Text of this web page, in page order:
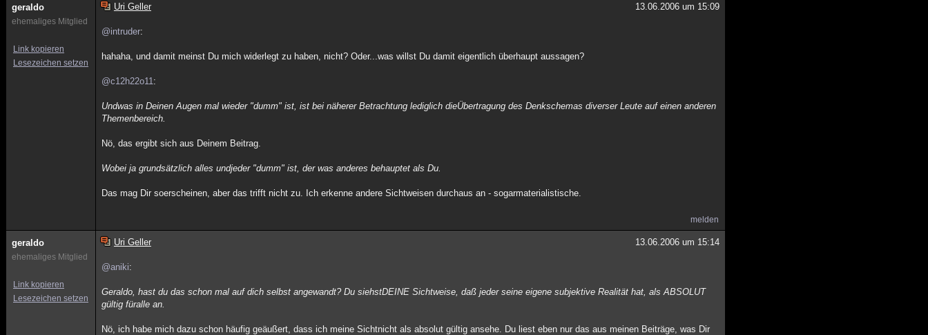
geraldo
ehemaliges Mitglied
Link kopieren
Lesezeichen setzen
Uri Geller 13.06.2006 um 15:09
@intruder:
hahaha, und damit meinst Du mich widerlegt zu haben, nicht? Oder...was willst Du damit eigentlich überhaupt aussagen?
@c12h22o11:
Undwas in Deinen Augen mal wieder "dumm" ist, ist bei näherer Betrachtung lediglich dieÜbertragung des Denkschemas diverser Leute auf einen anderen
Themenbereich.
Nö, das ergibt sich aus Deinem Beitrag.
Wobei ja grundsätzlich alles undjeder "dumm" ist, der was anderes behauptet als Du.
Das mag Dir soerscheinen, aber das trifft nicht zu. Ich erkenne andere Sichtweisen durchaus an - sogarmaterialistische.
melden
geraldo
ehemaliges Mitglied
Link kopieren
Lesezeichen setzen
Uri Geller 13.06.2006 um 15:14
@aniki:
Geraldo, hast du das schon mal auf dich selbst angewandt? Du siehstDEINE Sichtweise, daß jeder seine eigene subjektive Realität hat, als ABSOLUT
gültig füralle an.
Nö, ich habe mich dazu schon häufig geäußert, dass ich meine Sichtnicht als absolut gültig ansehe. Du liest eben nur das aus meinen Beiträge, was Dir